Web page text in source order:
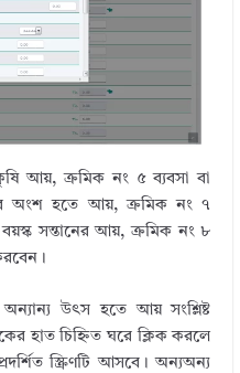
আয়, ক্রমিক নং ৫ ব্যবসা বা
অংশ হতে আয়, ক্রমিক নং ৭
বয়স্ক সন্তানের আয়, ক্রমিক নং ৮
উৎস হতে আয় সংশ্লিষ্ট
হাত চিহ্নিত ঘরে ক্লিক করলে
স্ক্রিণটি আসবে। অন্যঅন্য